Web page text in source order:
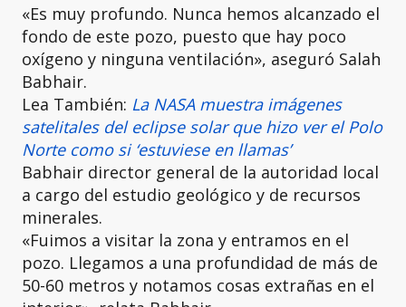
«Es muy profundo. Nunca hemos alcanzado el
fondo de este pozo, puesto que hay poco
oxígeno y ninguna ventilación», aseguró Salah
Babhair.
Lea También: La NASA muestra imágenes
satelitales del eclipse solar que hizo ver el Polo
Norte como si ‘estuviese en llamas’
Babhair director general de la autoridad local
a cargo del estudio geológico y de recursos
minerales.
«Fuimos a visitar la zona y entramos en el
pozo. Llegamos a una profundidad de más de
50-60 metros y notamos cosas extrañas en el